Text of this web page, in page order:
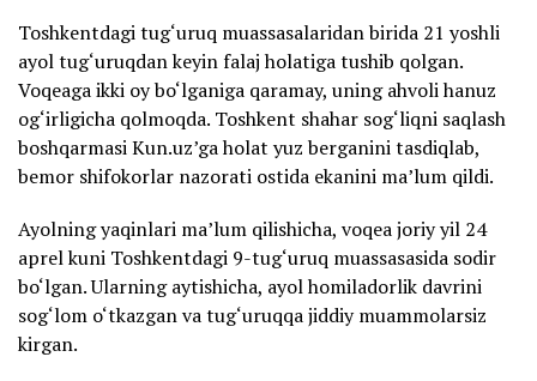
Toshkentdagi tug‘uruq muassasalaridan birida 21 yoshli
ayol tug‘uruqdan keyin falaj holatiga tushib qolgan.
Voqeaga ikki oy bo‘lganiga qaramay, uning ahvoli hanuz
og‘irligicha qolmoqda. Toshkent shahar sog‘liqni saqlash
boshqarmasi Kun.uz’ga holat yuz berganini tasdiqlab,
bemor shifokorlar nazorati ostida ekanini ma’lum qildi.
Ayolning yaqinlari ma’lum qilishicha, voqea joriy yil 24
aprel kuni Toshkentdagi 9-tug‘uruq muassasasida sodir
bo‘lgan. Ularning aytishicha, ayol homiladorlik davrini
sog‘lom o‘tkazgan va tug‘uruqqa jiddiy muammolarsiz
kirgan.